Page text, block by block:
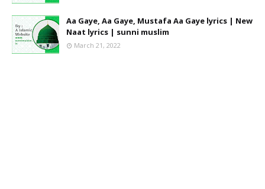
Aa Gaye, Aa Gaye, Mustafa Aa Gaye lyrics | New
Naat lyrics | sunni muslim
March 21, 2022